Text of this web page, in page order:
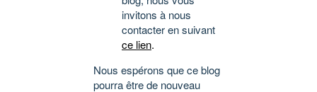
invitons à nous
contacter en suivant
ce lien.
Nous espérons que ce blog
pourra être de nouveau